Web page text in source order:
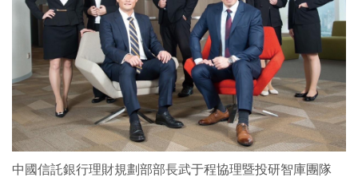
中國信託銀行理財規劃部部長武于程協理暨投研智庫團隊